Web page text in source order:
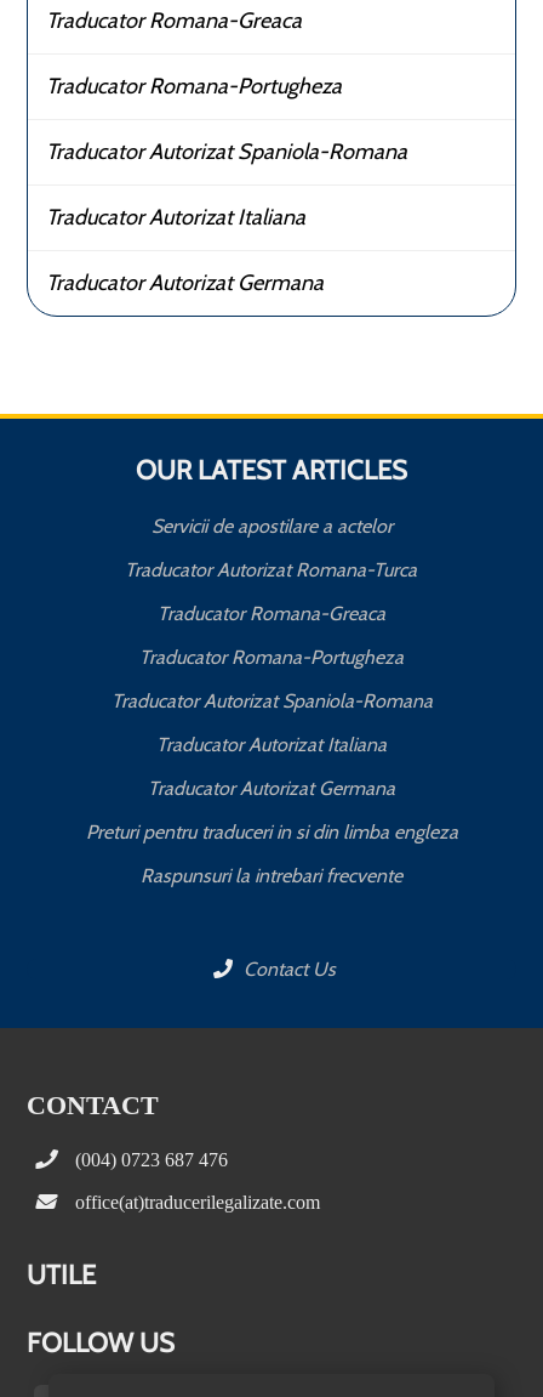
Traducator Romana-Greaca
Traducator Romana-Portugheza
Traducator Autorizat Spaniola-Romana
Traducator Autorizat Italiana
Traducator Autorizat Germana
OUR LATEST ARTICLES
Servicii de apostilare a actelor
Traducator Autorizat Romana-Turca
Traducator Romana-Greaca
Traducator Romana-Portugheza
Traducator Autorizat Spaniola-Romana
Traducator Autorizat Italiana
Traducator Autorizat Germana
Preturi pentru traduceri in si din limba engleza
Raspunsuri la intrebari frecvente
Contact Us
CONTACT
(004) 0723 687 476
office(at)traducerilegalizate.com
UTILE
FOLLOW US